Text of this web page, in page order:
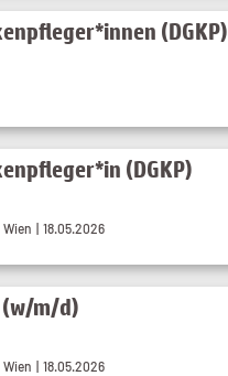
(DGKP)
(DGKP)
Wien | 18.05.2026
m/d)
Wien | 18.05.2026